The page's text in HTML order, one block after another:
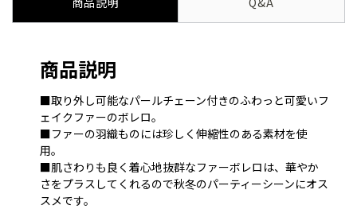
商品説明
■取り外し可能なパールチェーン付きのふわっと可愛いフ
ェイクファーのボレロ。
■ファーの羽織ものには珍しく伸縮性のある素材を使
用。
■肌さわりも良く着心地抜群なファーボレロは、華やか
さをプラスしてくれるので秋冬のパーティーシーンにオス
スメです。